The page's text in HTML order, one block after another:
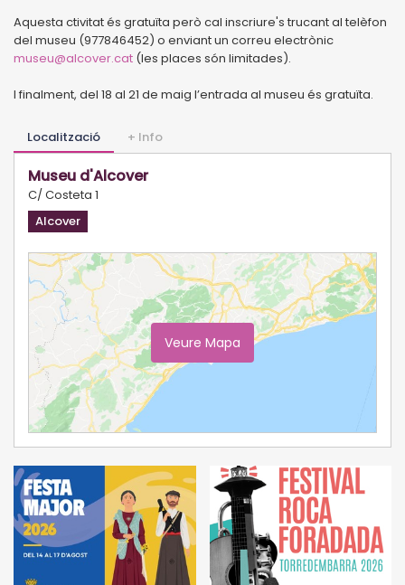
Aquesta ctivitat és gratuïta però cal inscriure's trucant al telèfon
del museu (977846452) o enviant un correu electrònic
museu@alcover.cat (les places són limitades).
I finalment, del 18 al 21 de maig l’entrada al museu és gratuïta.
Localització + Info
Museu d'Alcover
C/ Costeta 1
Alcover
Veure Mapa